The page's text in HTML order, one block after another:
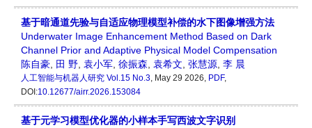
基于暗通道先验与自适应物理模型补偿的水下图像增强方法
Underwater Image Enhancement Method Based on Dark
Channel Prior and Adaptive Physical Model Compensation
陈自豪
田 野 袁小军 徐振森 袁希文 张慧源 李 晨
人工智能与机器人研究 Vol.15 No.3, May 29 2026, PDF,
DOI:10.12677/airr.2026.153084
基于元学习模型优化器的小样本手写西波文字识别